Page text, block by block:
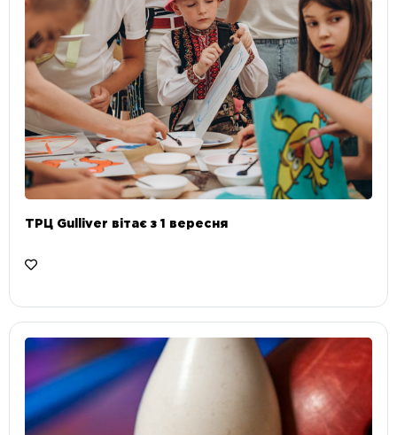
ТРЦ Gulliver вітає з 1 вересня